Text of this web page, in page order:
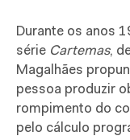
Durante os anos
série Cartemas,
Magalhães
pessoa produzir
rompimento do
pelo cálculo